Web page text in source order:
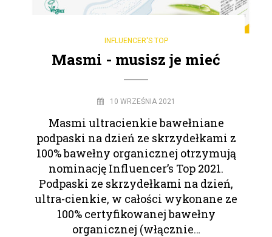
INFLUENCER'S TOP
Masmi - musisz je mieć
10 WRZEŚNIA 2021
Masmi ultracienkie bawełniane
podpaski na dzień ze skrzydełkami z
100% bawełny organicznej otrzymują
nominację Influencer’s Top 2021.
Podpaski ze skrzydełkami na dzień,
ultra-cienkie, w całości wykonane ze
100% certyfikowanej bawełny
organicznej (włącznie…